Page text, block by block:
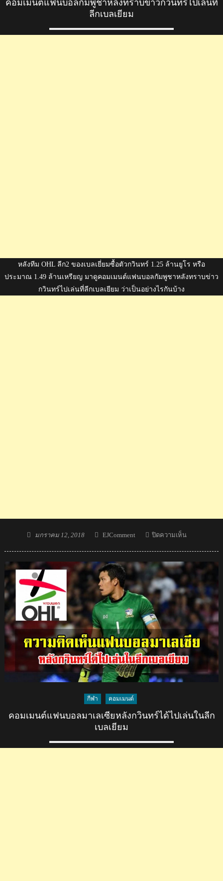
คอมเมนต์แฟนบอลกัมพูชาหลังทราบข่าวกวินทร์ไปเล่นที่
ลีกเบลเยียม
หลังทีม OHL ลีก2 ของเบลเยี่ยมซื้อตัวกวินทร์ 1.25 ล้านยูโร หรือ
ประมาณ 1.49 ล้านเหรียญ มาดูคอมเมนต์แฟนบอลกัมพูชาหลังทราบข่าว
กวินทร์ไปเล่นที่ลีกเบลเยียม ว่าเป็นอย่างไรกันบ้าง
Posted
มกราคม 12, 2018 Author
EJComment ปิดความเห็นบน
ต์
แฟน
บอล
กัมพูชา
หลัง
ทราบ
ข่าว
กวิน
ทร์
ไป
เบลเยียม
กีฬา คอมเมนต์
คอมเมนต์แฟนบอลมาเลเซียหลังกวินทร์ได้ไปเล่นในลีก
เบลเยียม